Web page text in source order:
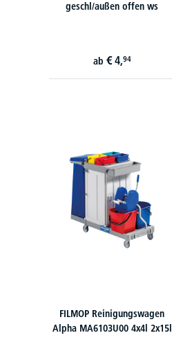
geschl/außen offen ws
ab € 4,94
FILMOP Reinigungswagen
Alpha MA6103U00 4x4l 2x15l